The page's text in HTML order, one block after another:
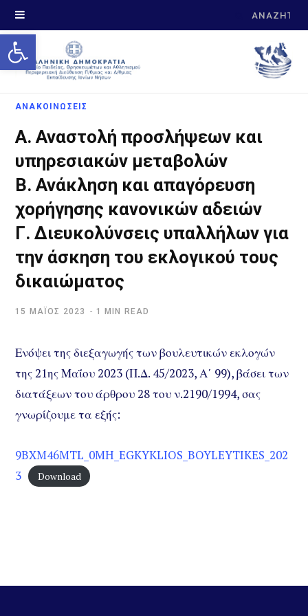
Open toolbar
Search
ΑΝΑΚΟΙΝΩΣΕΙΣ
Α. Αναστολή προσλήψεων και
υπηρεσιακών μεταβολών
Β. Ανάκληση και απαγόρευση
χορήγησης κανονικών αδειών
Γ. Διευκολύνσεις υπαλλήλων για
την άσκηση του εκλογικού τους
δικαιώματος
15 ΜΆΊΟΣ 2023 1 MIN READ
Ενόψει της διεξαγωγής των βουλευτικών εκλογών
της 21ης Μαΐου 2023 (Π.Δ. 45/2023, Α΄ 99), βάσει των
διατάξεων του άρθρου 28 του ν.2190/1994, σας
γνωρίζουμε τα εξής:
9BXM46MTL_0MH_EGKYKLIOS_BOYLEYTIKES_202
3
Download